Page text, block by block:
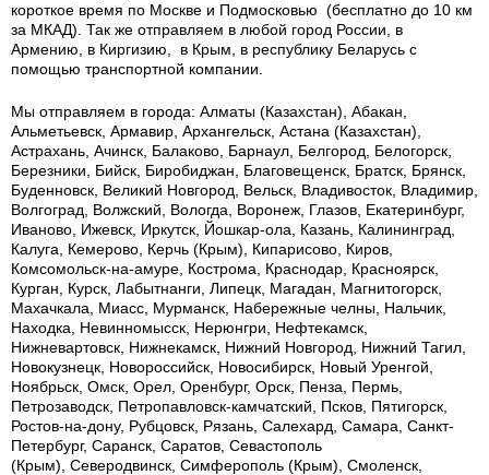
короткое время по Москве и Подмосковью (бесплатно до 10 км
за МКАД). Так же отправляем в любой город России, в
Армению, в Киргизию, в Крым, в республику Беларусь с
помощью транспортной компании.
Мы отправляем в города: Алматы (Казахстан), Абакан,
Альметьевск, Армавир, Архангельск, Астана (Казахстан),
Астрахань, Ачинск, Балаково, Барнаул, Белгород, Белогорск,
Березники, Бийск, Биробиджан, Благовещенск, Братск, Брянск,
Буденновск, Великий Новгород, Вельск, Владивосток, Владимир,
Волгоград, Волжский, Вологда, Воронеж, Глазов, Екатеринбург,
Иваново, Ижевск, Иркутск, Йошкар-ола, Казань, Калининград,
Калуга, Кемерово, Керчь (Крым), Кипарисово, Киров,
Комсомольск-на-амуре, Кострома, Краснодар, Красноярск,
Курган, Курск, Лабытнанги, Липецк, Магадан, Магнитогорск,
Махачкала, Миасс, Мурманск, Набережные челны, Нальчик,
Находка, Невинномысск, Нерюнгри, Нефтекамск,
Нижневартовск, Нижнекамск, Нижний Новгород, Нижний Тагил,
Новокузнецк, Новороссийск, Новосибирск, Новый Уренгой,
Ноябрьск, Омск, Орел, Оренбург, Орск, Пенза, Пермь,
Петрозаводск, Петропавловск-камчатский, Псков, Пятигорск,
Ростов-на-дону, Рубцовск, Рязань, Салехард, Самара, Санкт-
Петербург, Саранск, Саратов, Севастополь
(Крым), Северодвинск, Симферополь (Крым), Смоленск,